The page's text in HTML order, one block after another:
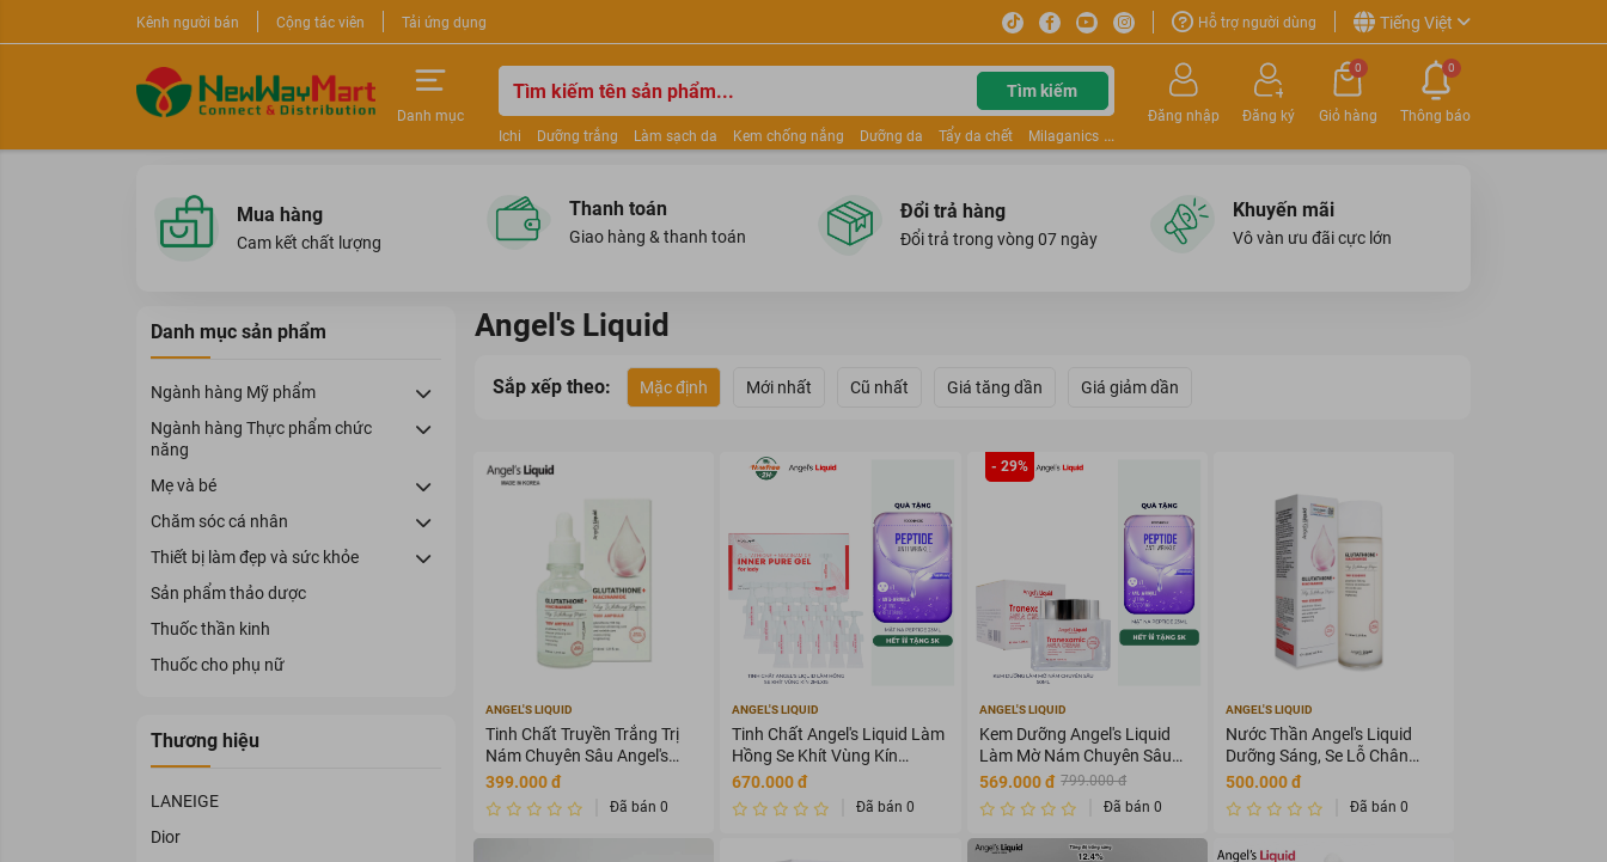
Kênh người bán Cộng tác viên Tải ứng dụng Hỗ trợ người dùng Tiếng Việt
Danh mục
Tìm kiếm
Ichi Dưỡng trắng Làm sạch da Kem chống nắng Dưỡng da Tẩy da chết
Milaganics
Đăng nhập Đăng ký
0
Giỏ hàng Thông báo
0
Mua hàng
Cam kết chất lượng
Thanh toán
Giao hàng & thanh toán
Đổi trả hàng
Đổi trả trong vòng 07 ngày
Khuyến mãi
Vô vàn ưu đãi cực lớn
Danh mục sản phẩm
Ngành hàng Mỹ phẩm
Ngành hàng Thực phẩm chức
năng
Mẹ và bé
Chăm sóc cá nhân
Thiết bị làm đẹp và sức khỏe
Sản phẩm thảo dược
Thuốc thần kinh
Thuốc cho phụ nữ
Thương hiệu
LANEIGE
Dior
Angel's Liquid
Sắp xếp theo: Mặc định Mới nhất Cũ nhất Giá tăng dần Giá giảm dần
ANGEL'S LIQUID
Tinh Chất Truyền Trắng Trị
Nám Chuyên Sâu Angel's
Liquid Glutathione +
Niacinamide 700 V-Ampoule
30ml
399.000 đ
Đã bán 0
ANGEL'S LIQUID
Tinh Chất Angel's Liquid Làm
Hồng Se Khít Vùng Kín
2mlx15
670.000 đ
Đã bán 0
- 29%
ANGEL'S LIQUID
Kem Dưỡng Angel's Liquid
Làm Mờ Nám Chuyên Sâu
50ml
569.000 đ 799.000 đ
Đã bán 0
ANGEL'S LIQUID
Nước Thần Angel's Liquid
Dưỡng Sáng, Se Lỗ Chân
Lông 150ml
500.000 đ
Đã bán 0